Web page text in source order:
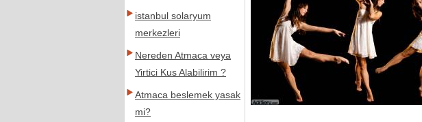
istanbul solaryum
merkezleri
Nereden Atmaca veya
Yirtici Kus Alabilirim ?
Atmaca beslemek yasak
mi?